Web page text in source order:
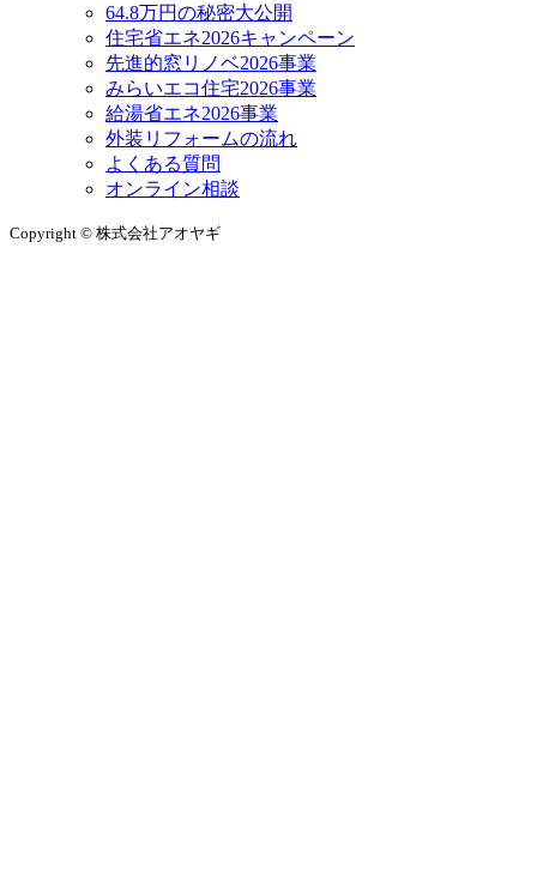
64.8万円の秘密大公開
住宅省エネ2026キャンペーン
先進的窓リノベ2026事業
みらいエコ住宅2026事業
給湯省エネ2026事業
外装リフォームの流れ
よくある質問
オンライン相談
Copyright © 株式会社アオヤギ